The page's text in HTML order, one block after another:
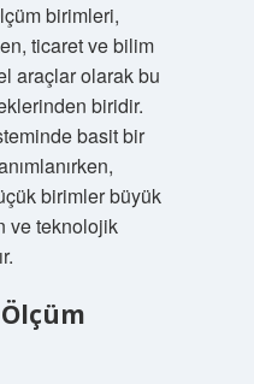
birimleri,
ticaret ve bilim
araçlar olarak bu
biridir.
basit bir
birimler büyük
ve teknolojik